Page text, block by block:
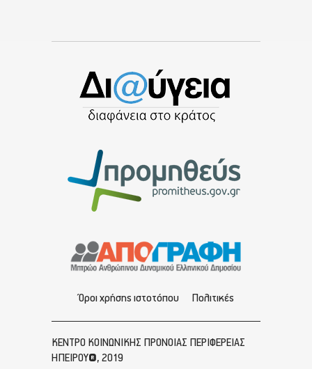
Όροι χρήσης ιστοτόπου Πολιτικές
ΚΕΝΤΡΟ ΚΟΙΝΩΝΙΚΗΣ ΠΡΟΝΟΙΑΣ ΠΕΡΙΦΕΡΕΙΑΣ
ΗΠΕΙΡΟΥ®, 2019